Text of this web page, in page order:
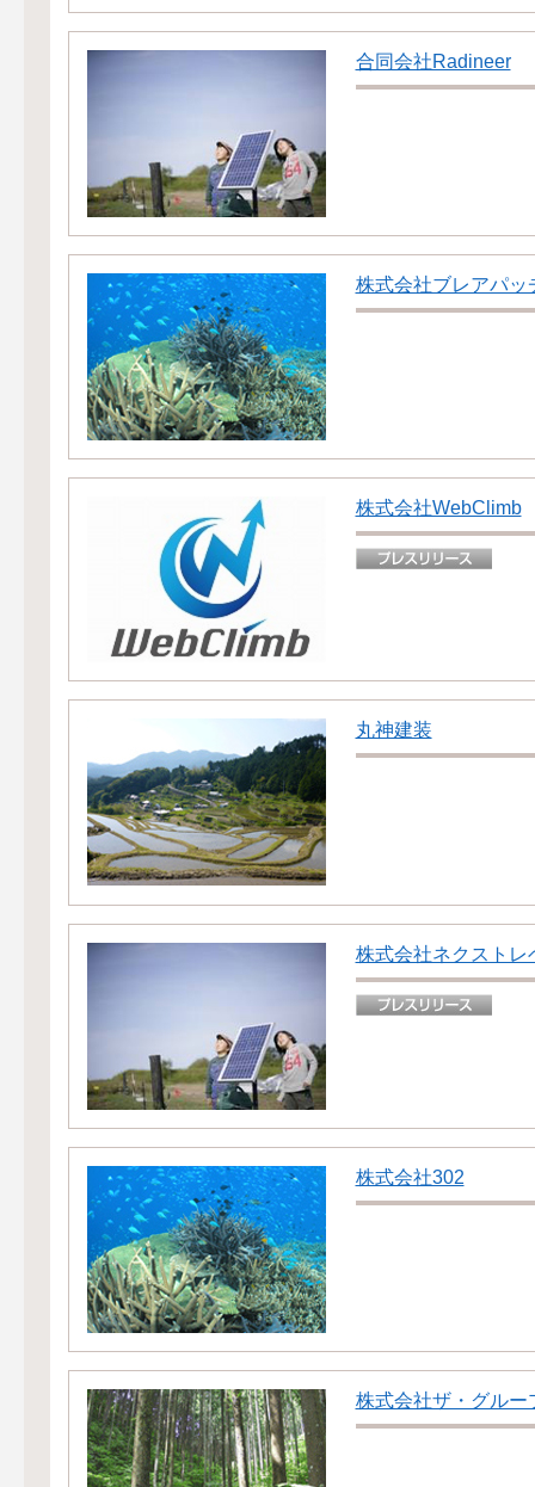
合同会社Radineer
株式会社ブレアパッ
株式会社WebClimb
丸神建装
株式会社ネクストレ
株式会社302
株式会社ザ・グルー